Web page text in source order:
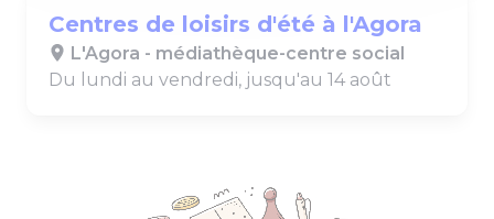
Centres de loisirs d'été à l'Agora
L'Agora - médiathèque-centre social
Du lundi au vendredi, jusqu'au 14 août